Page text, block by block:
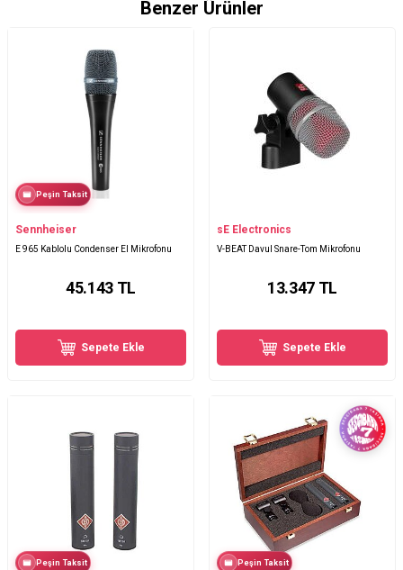
Benzer Ürünler
Peşin Taksit
Sennheiser
E 965 Kablolu Condenser El Mikrofonu
45.143TL
Sepete Ekle
sE Electronics
V-BEAT Davul Snare-Tom Mikrofonu
13.347TL
Sepete Ekle
Peşin Taksit Peşin Taksit